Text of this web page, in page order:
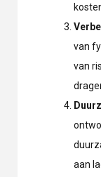
van
van
aan